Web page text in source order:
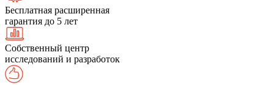
Бесплатная расширенная
гарантия до 5 лет
Собственный центр
исследований и разработок